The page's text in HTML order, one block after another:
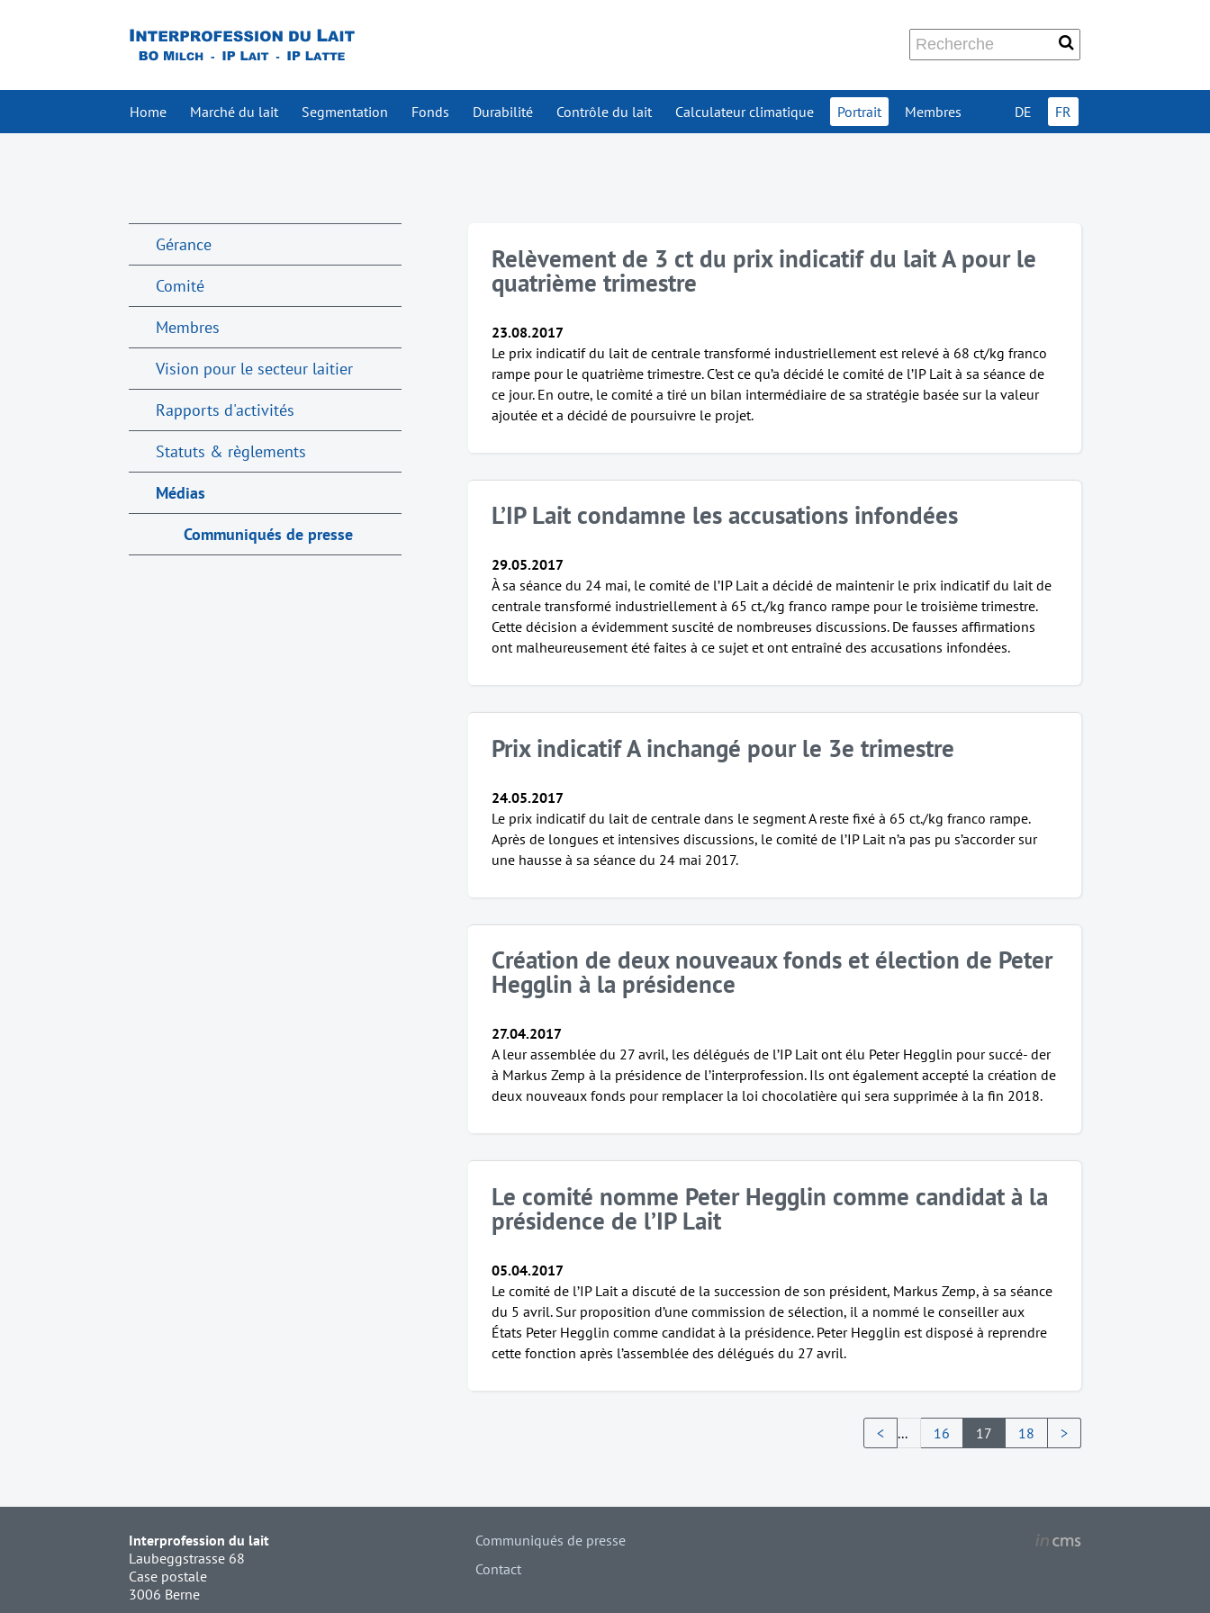
Home Marché du lait Segmentation Fonds Durabilité Contrôle du lait Calculateur climatique Portrait Membres DE FR
Relèvement de 3 ct du prix indicatif du lait A pour le
quatrième trimestre
23.08.2017
Le prix indicatif du lait de centrale transformé industriellement est relevé à 68 ct/kg franco
rampe pour le quatrième trimestre. C’est ce qu’a décidé le comité de l’IP Lait à sa séance de
ce jour. En outre, le comité a tiré un bilan intermédiaire de sa stratégie basée sur la valeur
ajoutée et a décidé de poursuivre le projet.
L’IP Lait condamne les accusations infondées
29.05.2017
À sa séance du 24 mai, le comité de l’IP Lait a décidé de maintenir le prix indicatif du lait de
centrale transformé industriellement à 65 ct./kg franco rampe pour le troisième trimestre.
Cette décision a évidemment suscité de nombreuses discussions. De fausses affirmations
ont malheureusement été faites à ce sujet et ont entraîné des accusations infondées.
Prix indicatif A inchangé pour le 3e trimestre
24.05.2017
Le prix indicatif du lait de centrale dans le segment A reste fixé à 65 ct./kg franco rampe.
Après de longues et intensives discussions, le comité de l’IP Lait n’a pas pu s’accorder sur
une hausse à sa séance du 24 mai 2017.
Création de deux nouveaux fonds et élection de Peter
Hegglin à la présidence
27.04.2017
A leur assemblée du 27 avril, les délégués de l’IP Lait ont élu Peter Hegglin pour succé- der
à Markus Zemp à la présidence de l’interprofession. Ils ont également accepté la création de
deux nouveaux fonds pour remplacer la loi chocolatière qui sera supprimée à la fin 2018.
Le comité nomme Peter Hegglin comme candidat à la
présidence de l’IP Lait
05.04.2017
Le comité de l’IP Lait a discuté de la succession de son président, Markus Zemp, à sa séance
du 5 avril. Sur proposition d’une commission de sélection, il a nommé le conseiller aux
États Peter Hegglin comme candidat à la présidence. Peter Hegglin est disposé à reprendre
cette fonction après l’assemblée des délégués du 27 avril.
< ... 16 17 18 >
Gérance
Comité
Membres
Vision pour le secteur laitier
Rapports d'activités
Statuts & règlements
Médias
Communiqués de presse
Interprofession du lait
Laubeggstrasse 68
Case postale
3006 Berne
Communiqués de presse
Contact